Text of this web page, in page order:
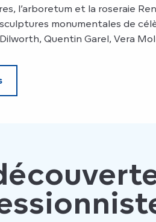
l’arboretum et la roseraie
monumentales de
Quentin Garel, Vera